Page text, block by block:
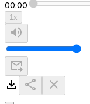
00:00
1x